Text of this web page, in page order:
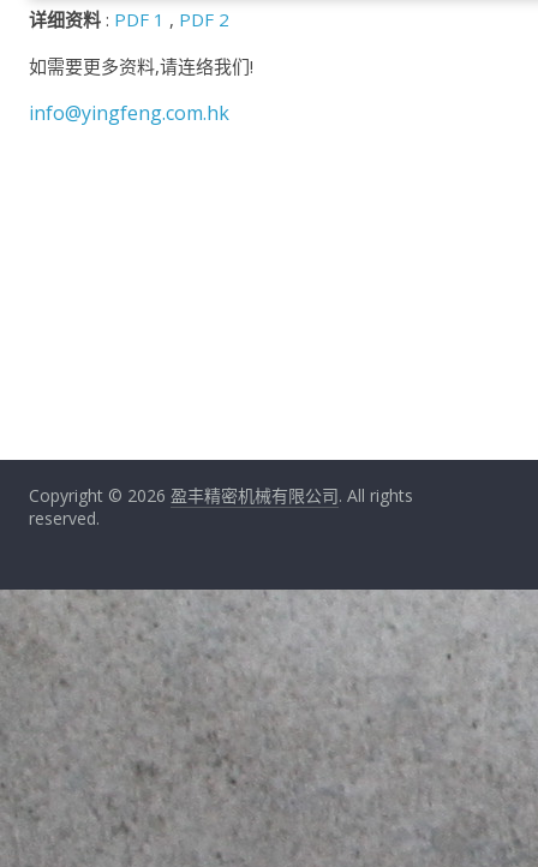
详细资料 : PDF 1 , PDF 2
如需要更多资料,请连络我们!
info@yingfeng.com.hk
Copyright © 2026 盈丰精密机械有限公司. All rights
reserved.